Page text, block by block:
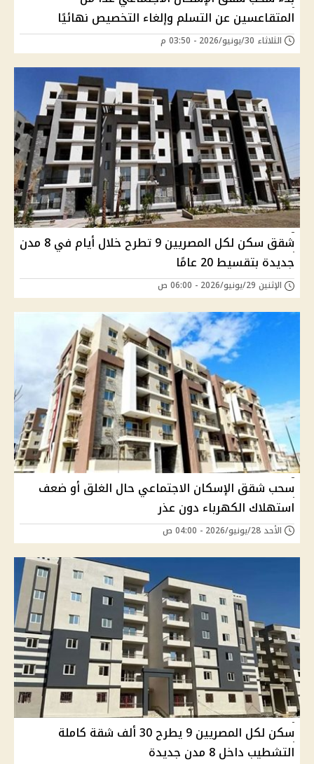
المتقاعسين عن التسلم وإلغاء التخصيص نهائيًا
الثلاثاء 30/يونيو/2026 - 03:50 م
شقق سكن لكل المصريين 9 تطرح خلال أيام في 8 مدن
جديدة بتقسيط 20 عامًا
الإثنين 29/يونيو/2026 - 06:00 ص
سحب شقق الإسكان الاجتماعي حال الغلق أو ضعف
استهلاك الكهرباء دون عذر
الأحد 28/يونيو/2026 - 04:00 ص
سكن لكل المصريين 9 يطرح 30 ألف شقة كاملة
التشطيب داخل 8 مدن جديدة